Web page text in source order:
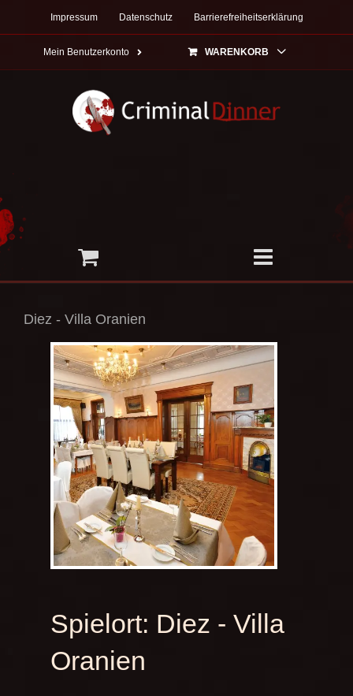
Impressum Datenschutz Barrierefreiheitserklärung
Mein Benutzerkonto WARENKORB
Diez - Villa Oranien
Spielort: Diez - Villa
Oranien